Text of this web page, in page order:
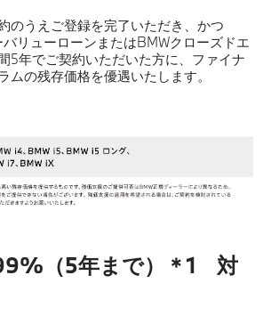
のうえご登録を完了いただき、かつ
リューローンまたはBMWクローズドエ
5年でご契約いただいた方に、ファイナ
ムの残存価格を優遇いたします。
（5年まで）＊1 対